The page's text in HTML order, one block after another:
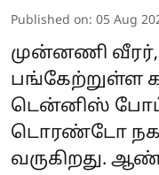
Published on: 05 Aug
முன்னணி
பங்கேற்றுள்ள
டென்னிஸ்
டொரண்டோ
வருகிறது.